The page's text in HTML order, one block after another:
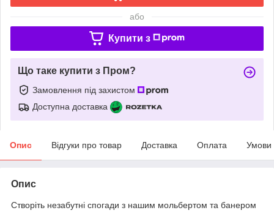
або
Купити з
Що таке купити з Пром?
Замовлення під захистом
Доступна доставка
Опис Відгуки про товар Доставка Оплата Умови
Опис
Створіть незабутні спогади з нашим мольбертом та банером